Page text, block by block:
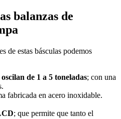
balanzas de
de estas básculas podemos
de 1 a 5 toneladas; con una
fabricada en acero inoxidable.
; que permite que tanto el